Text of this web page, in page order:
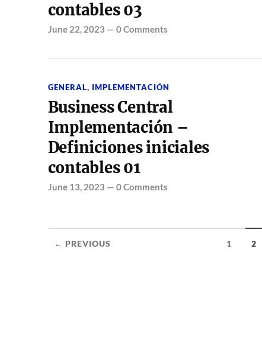
contables 03
June 22, 2023 — 0 Comments
GENERAL, IMPLEMENTACIÓN
Business Central
Implementación –
Definiciones iniciales
contables 01
June 13, 2023 — 0 Comments
← PREVIOUS 1 2